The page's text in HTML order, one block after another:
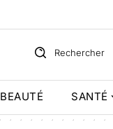
Rechercher
BEAUTÉ SANTÉ